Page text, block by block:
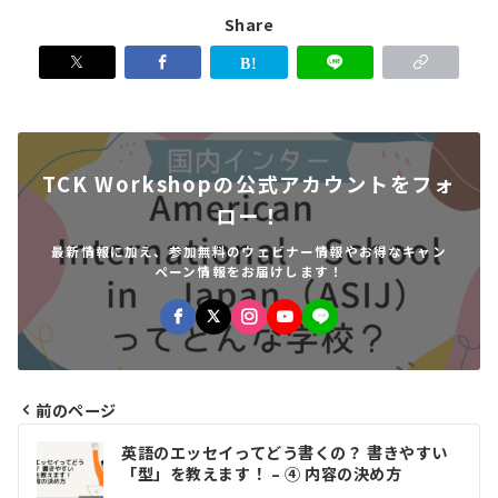
Share
TCK Workshopの公式アカウントをフォ
ロー！
最新情報に加え、参加無料のウェビナー情報やお得なキャン
ペーン情報をお届けします！
稿
前のページ
英語のエッセイってどう書くの？ 書きやすい
「型」を教えます！ – ④ 内容の決め方